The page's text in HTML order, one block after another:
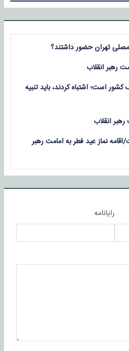
تهران حضور داشتند؟
رهبر انقلاب
است؛ اشتباه کردند، باید تنبیه
انقلاب
نماز عید فطر به امامت رهبر
رایانامه